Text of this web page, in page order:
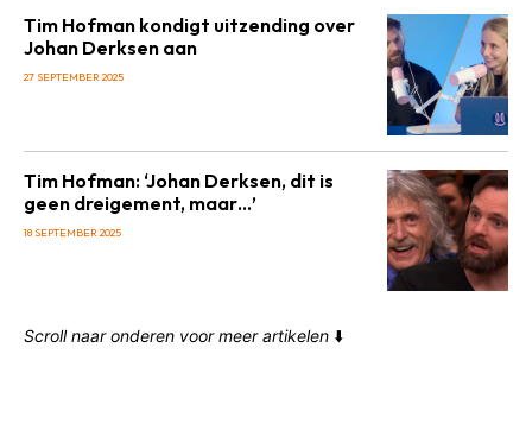
Tim Hofman kondigt uitzending over
Johan Derksen aan
27 SEPTEMBER 2025
Tim Hofman: ‘Johan Derksen, dit is
geen dreigement, maar…’
18 SEPTEMBER 2025
Scroll naar onderen voor meer artikelen ⬇️